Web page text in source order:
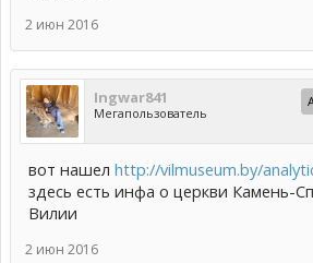
2 июн 2016
Ingwar841
Мегапользователь
вот нашел http://vilmuseum.by/
здесь есть инфа о церкви Камень-
Вилии
2 июн 2016